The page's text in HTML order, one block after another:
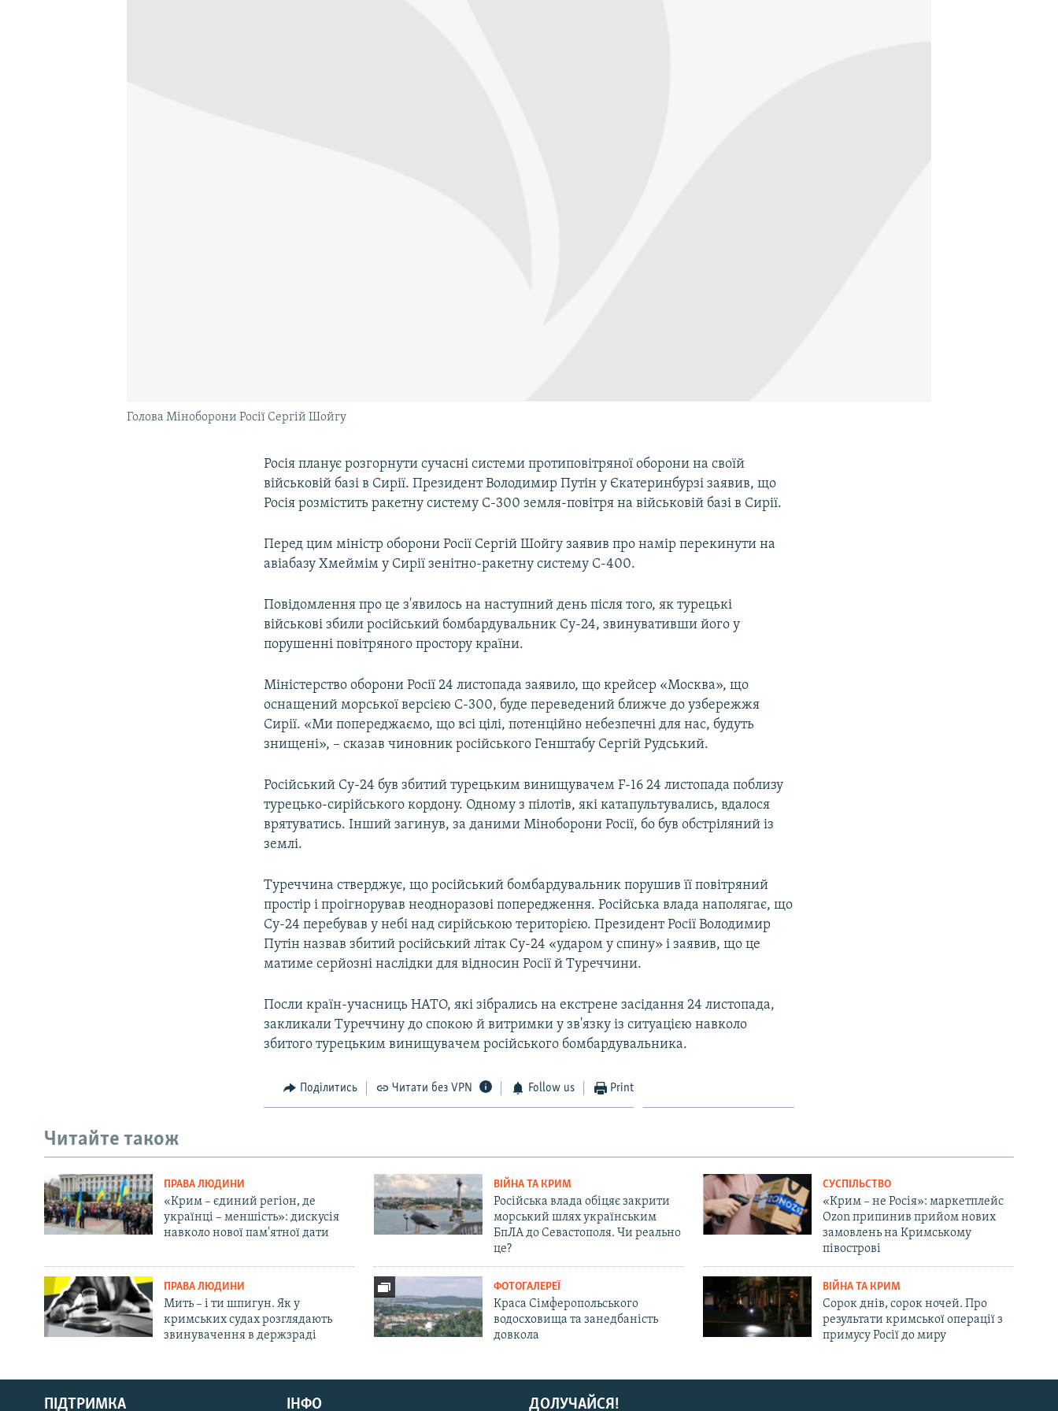
Русский
Qırımtatar
Голова Міноборони Росії Сергій Шойгу
Росія планує розгорнути сучасні системи протиповітряної оборони на своїй
військовій базі в Сирії. Президент Володимир Путін у Єкатеринбурзі заявив, що
Росія розмістить ракетну систему С-300 земля-повітря на військовій базі в Сирії.
Перед цим міністр оборони Росії Сергій Шойгу заявив про намір перекинути на
авіабазу Хмеймім у Сирії зенітно-ракетну систему С-400.
Повідомлення про це з'явилось на наступний день після того, як турецькі
військові збили російський бомбардувальник Су-24, звинувативши його у
порушенні повітряного простору країни.
Міністерство оборони Росії 24 листопада заявило, що крейсер «Москва», що
оснащений морської версією С-300, буде переведений ближче до узбережжя
Сирії. «Ми попереджаємо, що всі цілі, потенційно небезпечні для нас, будуть
знищені», – сказав чиновник російського Генштабу Сергій Рудський.
Російський Су-24 був збитий турецьким винищувачем F-16 24 листопада поблизу
турецько-сирійського кордону. Одному з пілотів, які катапультувались, вдалося
врятуватись. Інший загинув, за даними Міноборони Росії, бо був обстріляний із
землі.
Туреччина стверджує, що російський бомбардувальник порушив її повітряний
простір і проігнорував неодноразові попередження. Російська влада наполягає, що
Су-24 перебував у небі над сирійською територією. Президент Росії Володимир
Путін назвав збитий російський літак Су-24 «ударом у спину» і заявив, що це
матиме серйозні наслідки для відносин Росії й Туреччини.
Посли країн-учасниць НАТО, які зібрались на екстрене засідання 24 листопада,
закликали Туреччину до спокою й витримки у зв'язку із ситуацією навколо
збитого турецьким винищувачем російського бомбардувальника.
Поділитись Читати без VPN Follow us Print
Читайте також
ПРАВА ЛЮДИНИ
«Крим – єдиний регіон, де
українці – меншість»: дискусія
навколо нової пам'ятної дати
ВІЙНА ТА КРИМ
Російська влада обіцяє закрити
морський шлях українським
БпЛА до Севастополя. Чи реально
це?
СУСПІЛЬСТВО
«Крим – не Росія»: маркетплейс
Ozon припинив прийом нових
замовлень на Кримському
півострові
ПРАВА ЛЮДИНИ
Мить – і ти шпигун. Як у
кримських судах розглядають
звинувачення в держзраді
ФОТОГАЛЕРЕЇ
Краса Сімферопольського
водосховища та занедбаність
довкола
ВІЙНА ТА КРИМ
Сорок днів, сорок ночей. Про
результати кримської операції з
примусу Росії до миру
ДОЛУЧАЙСЯ!
ПІДТРИМКА ІНФО